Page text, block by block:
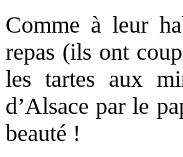
Comme à leur
repas (ils ont
les tartes aux
d’Alsace par le
beauté !